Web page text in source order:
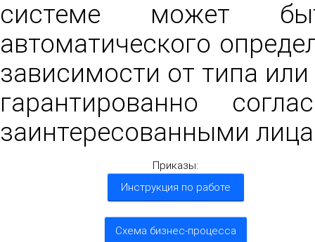
системе может
автоматического
зависимости от типа
гарантированно
заинтересованными
Приказы:
Инструкция по работе
Схема бизнес-процесса